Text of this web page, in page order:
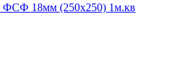
ФСФ 18мм (250х250) 1м.кв